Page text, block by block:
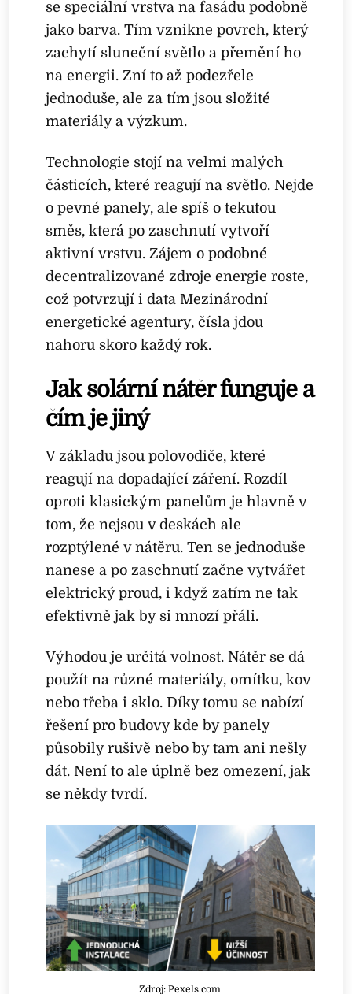
se speciální vrstva na fasádu podobně
jako barva. Tím vznikne povrch, který
zachytí sluneční světlo a přemění ho
na energii. Zní to až podezřele
jednoduše, ale za tím jsou složité
materiály a výzkum.
Technologie stojí na velmi malých
částicích, které reagují na světlo. Nejde
o pevné panely, ale spíš o tekutou
směs, která po zaschnutí vytvoří
aktivní vrstvu. Zájem o podobné
decentralizované zdroje energie roste,
což potvrzují i data Mezinárodní
energetické agentury, čísla jdou
nahoru skoro každý rok.
Jak solární nátěr funguje a
čím je jiný
V základu jsou polovodiče, které
reagují na dopadající záření. Rozdíl
oproti klasickým panelům je hlavně v
tom, že nejsou v deskách ale
rozptýlené v nátěru. Ten se jednoduše
nanese a po zaschnutí začne vytvářet
elektrický proud, i když zatím ne tak
efektivně jak by si mnozí přáli.
Výhodou je určitá volnost. Nátěr se dá
použít na různé materiály, omítku, kov
nebo třeba i sklo. Díky tomu se nabízí
řešení pro budovy kde by panely
působily rušivě nebo by tam ani nešly
dát. Není to ale úplně bez omezení, jak
se někdy tvrdí.
Zdroj: Pexels.com